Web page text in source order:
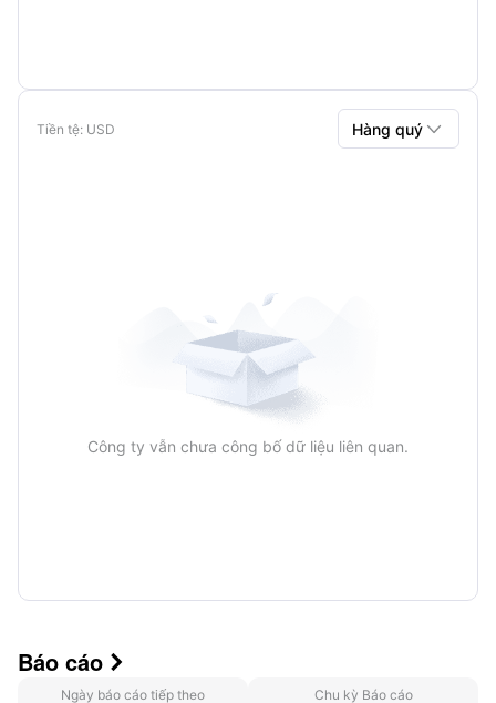
Tiền tệ: USD Hàng quý 
Công ty vẫn chưa công bố dữ liệu liên quan.
Báo cáo 
Ngày báo cáo tiếp theo Chu kỳ Báo cáo